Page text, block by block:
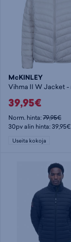
McKINLEY
39,95€
Norm. hinta:79,95€
30pv alin hinta: 39,95€
Useita kokoja